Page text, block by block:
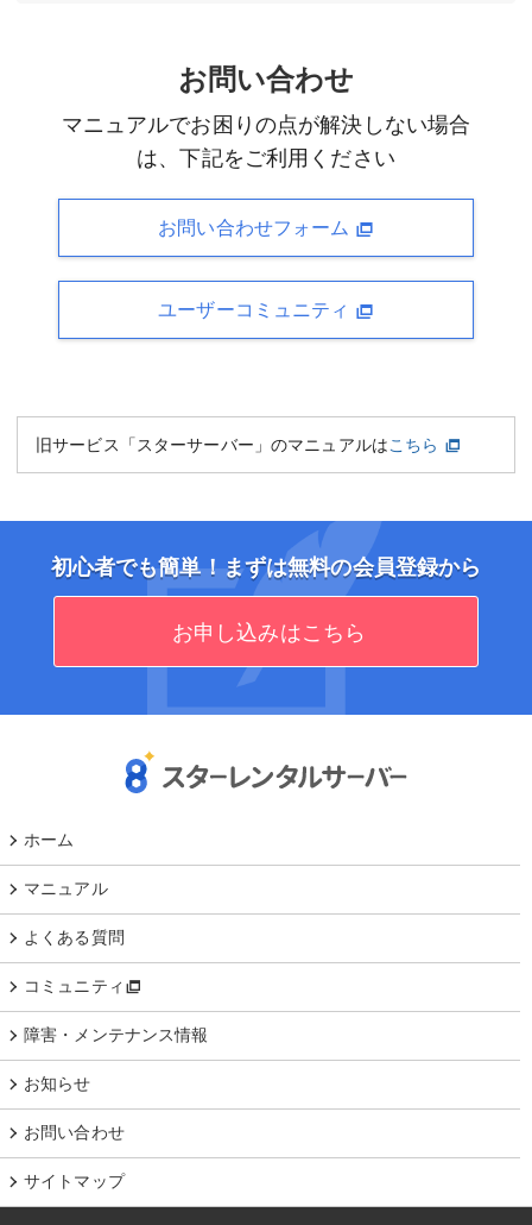
お問い合わせ
マニュアルでお困りの点が解決しない場合
は、下記をご利用ください
お問い合わせフォーム
ユーザーコミュニティ
旧サービス「スターサーバー」のマニュアルはこちら
初心者でも簡単！まずは無料の会員登録から
お申し込みはこちら
ホーム
マニュアル
よくある質問
コミュニティ
障害・メンテナンス情報
お知らせ
お問い合わせ
サイトマップ